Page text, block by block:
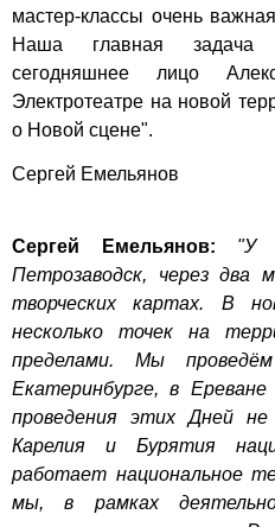
мастер-классы очень
Наша главная задача
сегодняшнее лицо
Электротеатре на новой
о Новой сцене".
Сергей Емельянов
Сергей Емельянов:
"У
Петрозаводск, через два
творческих картах. В
несколько точек на
пределами. Мы
Екатеринбурге, в
проведения этих Дней
Карелия и Бурятия
работает национальное
мы, в рамках